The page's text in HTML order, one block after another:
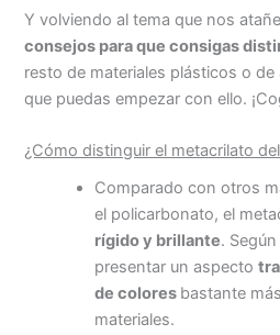
Y volviendo al tema que nos
consejos para que consigas
resto de materiales plásticos o de
que puedas empezar con ello.
¿Cómo distinguir el metacrilato
Comparado con otros
el policarbonato, el
rígido y brillante.
presentar un aspecto
de colores bastante
materiales.